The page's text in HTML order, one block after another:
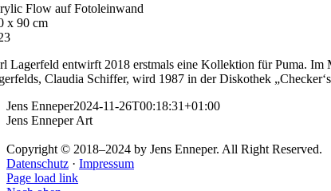
Flow auf Fotoleinwand
x 90 cm
Lagerfeld entwirft 2018 erstmals eine Kollektion für Puma. Im
Claudia Schiffer, wird 1987 in der Diskothek
Jens Enneper2024-11-26T00:18:31+01:00
Jens Enneper Art
Copyright © 2018–2024 by Jens Enneper. All Right Reserved.
Datenschutz · Impressum
Page load link